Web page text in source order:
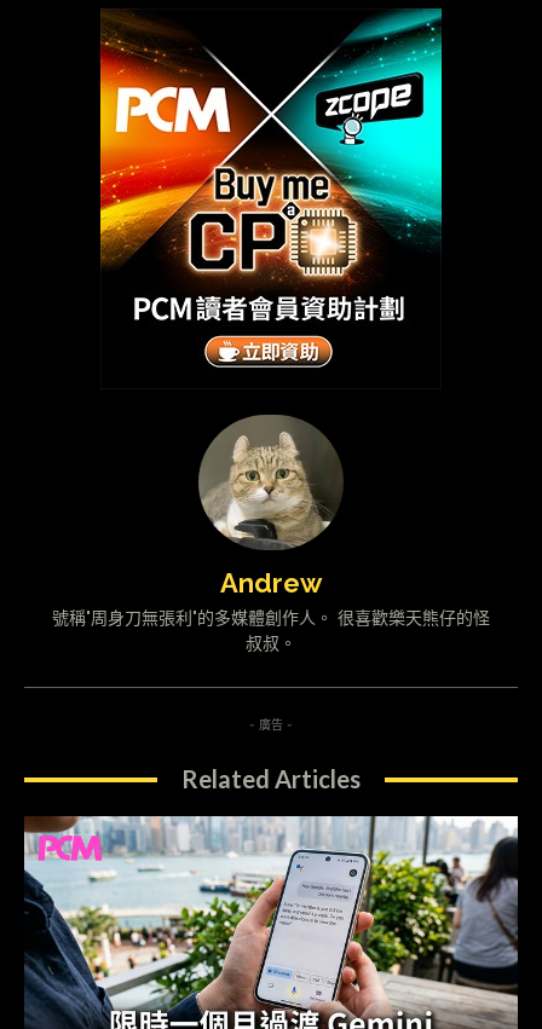
Andrew
號稱"周身刀無張利"的多媒體創作人。 很喜歡樂天熊仔的怪
叔叔。
- 廣告 -
Related Articles